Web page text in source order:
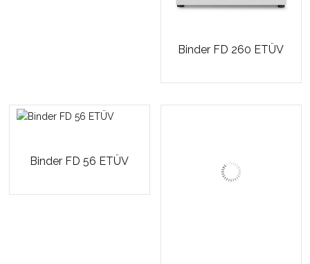
Binder FD 260 ETÜV
Binder FD 56 ETÜV